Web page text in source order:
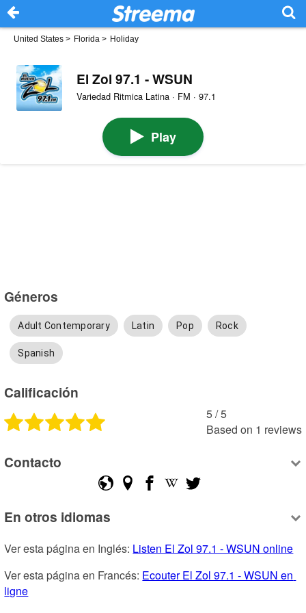
United States > Florida > Holiday
El Zol 97.1 - WSUN
Variedad Ritmica Latina · FM · 97.1
Play
Géneros
Adult Contemporary Latin Pop Rock
Spanish
Calificación
5 /5
Based on 1 reviews
Contacto
En otros idiomas
Ver esta página en Inglés: Listen El Zol 97.1 - WSUN online
Ver esta página en Francés: Ecouter El Zol 97.1 - WSUN en
ligne